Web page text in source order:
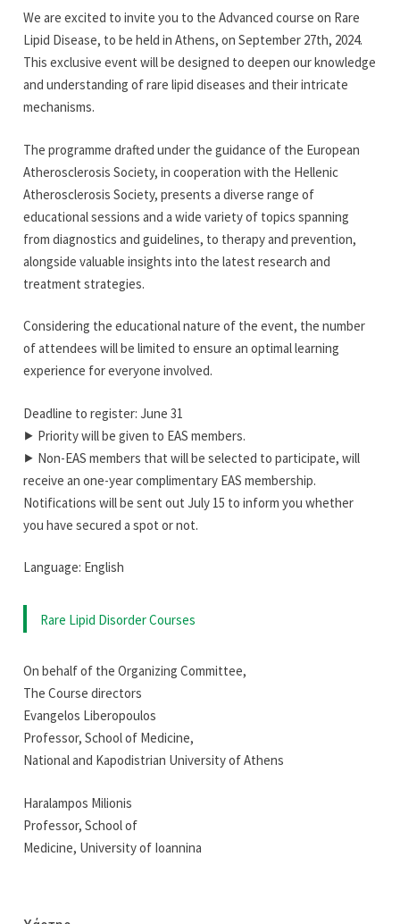
We are excited to invite you to the Advanced course on Rare
Lipid Disease, to be held in Athens, on September 27th, 2024.
This exclusive event will be designed to deepen our knowledge
and understanding of rare lipid diseases and their intricate
mechanisms.
The programme drafted under the guidance of the European
Atherosclerosis Society, in cooperation with the Hellenic
Atherosclerosis Society, presents a diverse range of
educational sessions and a wide variety of topics spanning
from diagnostics and guidelines, to therapy and prevention,
alongside valuable insights into the latest research and
treatment strategies.
Considering the educational nature of the event, the number
of attendees will be limited to ensure an optimal learning
experience for everyone involved.
Deadline to register: June 31
⯈ Priority will be given to EAS members.
⯈ Non-EAS members that will be selected to participate, will
receive an one-year complimentary EAS membership.
Notifications will be sent out July 15 to inform you whether
you have secured a spot or not.
Language: English
Rare Lipid Disorder Courses
On behalf of the Organizing Committee,
The Course directors
Evangelos Liberopoulos
Professor, School of Medicine,
National and Kapodistrian University of Athens
Haralampos Milionis
Professor, School of
Medicine, University of Ioannina